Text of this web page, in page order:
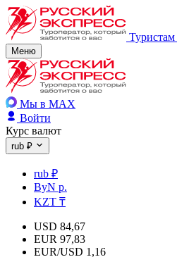
Туристам
Меню
Мы в MAX
Войти
Курс валют
rub ₽
rub ₽
ByN р.
KZT ₸
USD 84,67
EUR 97,83
EUR/USD 1,16